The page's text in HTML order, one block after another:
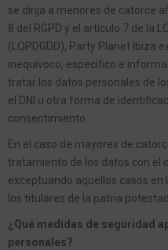
se dirija a menores de catorce
8 del RGPD y el artículo 7 de la
(LOPDGDD), Party Planet Ibiza
inequívoco, específico e
tratar los datos personales de
el DNI u otra forma de
consentimiento.
En el caso de mayores de
tratamiento de los datos con el
exceptuando aquellos casos en
los titulares de la patria
¿Qué medidas de seguridad
personales?